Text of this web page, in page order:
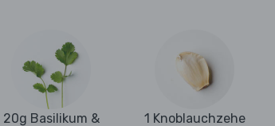
20g Basilikum &
1 Knoblauchzehe